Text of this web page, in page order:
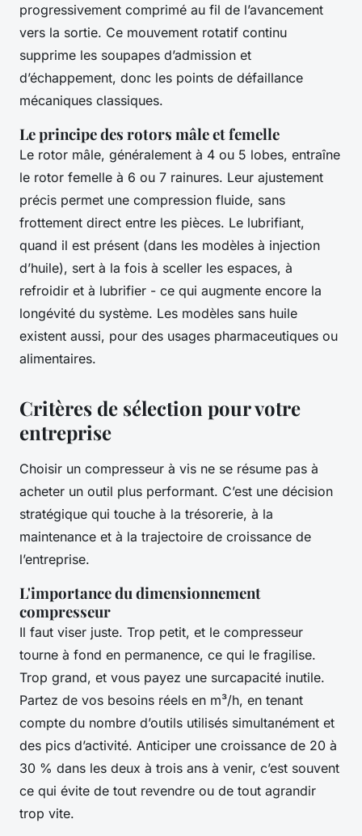
progressivement comprimé au fil de l’avancement
vers la sortie. Ce mouvement rotatif continu
supprime les soupapes d’admission et
d’échappement, donc les points de défaillance
mécaniques classiques.
Le principe des rotors mâle et femelle
Le rotor mâle, généralement à 4 ou 5 lobes, entraîne
le rotor femelle à 6 ou 7 rainures. Leur ajustement
précis permet une compression fluide, sans
frottement direct entre les pièces. Le lubrifiant,
quand il est présent (dans les modèles à injection
d’huile), sert à la fois à sceller les espaces, à
refroidir et à lubrifier - ce qui augmente encore la
longévité du système. Les modèles sans huile
existent aussi, pour des usages pharmaceutiques ou
alimentaires.
Critères de sélection pour votre
entreprise
Choisir un compresseur à vis ne se résume pas à
acheter un outil plus performant. C’est une décision
stratégique qui touche à la trésorerie, à la
maintenance et à la trajectoire de croissance de
l’entreprise.
L'importance du dimensionnement
compresseur
Il faut viser juste. Trop petit, et le compresseur
tourne à fond en permanence, ce qui le fragilise.
Trop grand, et vous payez une surcapacité inutile.
Partez de vos besoins réels en m³/h, en tenant
compte du nombre d’outils utilisés simultanément et
des pics d’activité. Anticiper une croissance de 20 à
30 % dans les deux à trois ans à venir, c’est souvent
ce qui évite de tout revendre ou de tout agrandir
trop vite.